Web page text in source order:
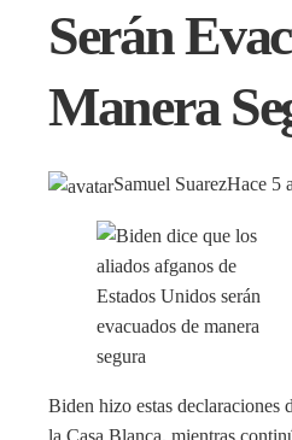
Serán
Manera
Samuel SuarezHace 5
Biden hizo estas declaraciones